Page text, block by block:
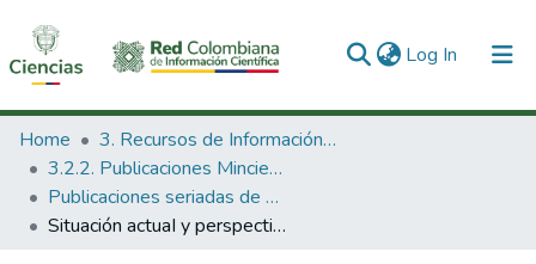
Log In (current)
Communities & Collections
All of DSpace
Statistics
Home
3. Recursos de Información Científica y Tecnológica
3.2.2. Publicaciones Minciencias
Publicaciones seriadas de Minciencias
Situación actuaI y perspectivas de la investigación socioeconómica: un esbozo